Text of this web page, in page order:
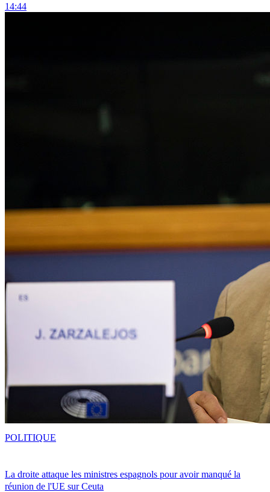
14:44
La droite attaque les ministres espagnols pour avoir manqué la
réunion de l'UE sur Ceuta
POLITIQUE